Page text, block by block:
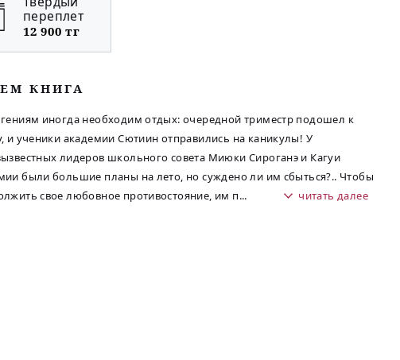
переплет
12 900 тг
КНИГА
иногда необходим отдых: очередной триместр подошел к
и ученики академии Сютиин отправились на каникулы! У
лидеров школьного совета Миюки Сироганэ и Кагуи
были большие планы на лето, но суждено ли им сбыться?.. Чтобы
свое любовное противостояние, им п... читать далее